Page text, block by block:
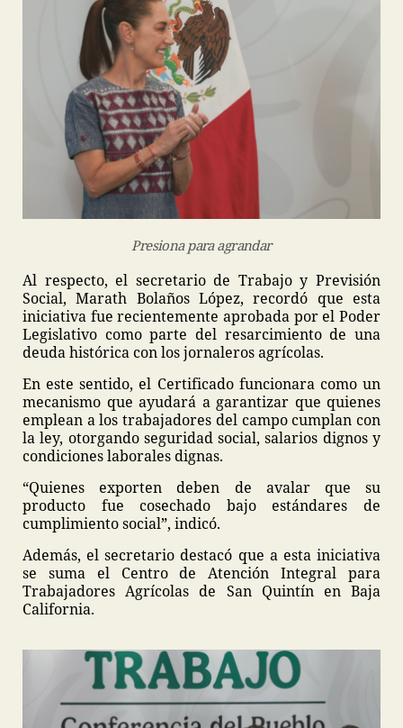
Presiona para agrandar
Al respecto, el secretario de Trabajo y Previsión
Social, Marath Bolaños López, recordó que esta
iniciativa fue recientemente aprobada por el Poder
Legislativo como parte del resarcimiento de una
deuda histórica con los jornaleros agrícolas.
En este sentido, el Certificado funcionara como un
mecanismo que ayudará a garantizar que quienes
emplean a los trabajadores del campo cumplan con
la ley, otorgando seguridad social, salarios dignos y
condiciones laborales dignas.
“Quienes exporten deben de avalar que su
producto fue cosechado bajo estándares de
cumplimiento social”, indicó.
Además, el secretario destacó que a esta iniciativa
se suma el Centro de Atención Integral para
Trabajadores Agrícolas de San Quintín en Baja
California.